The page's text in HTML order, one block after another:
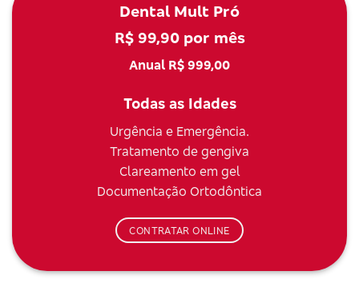
Dental Mult Pró
R$ 99,90 por mês
Anual R$ 999,00
Todas as Idades
Urgência e Emergência.
Tratamento de gengiva
Clareamento em gel
Documentação Ortodôntica
CONTRATAR ONLINE